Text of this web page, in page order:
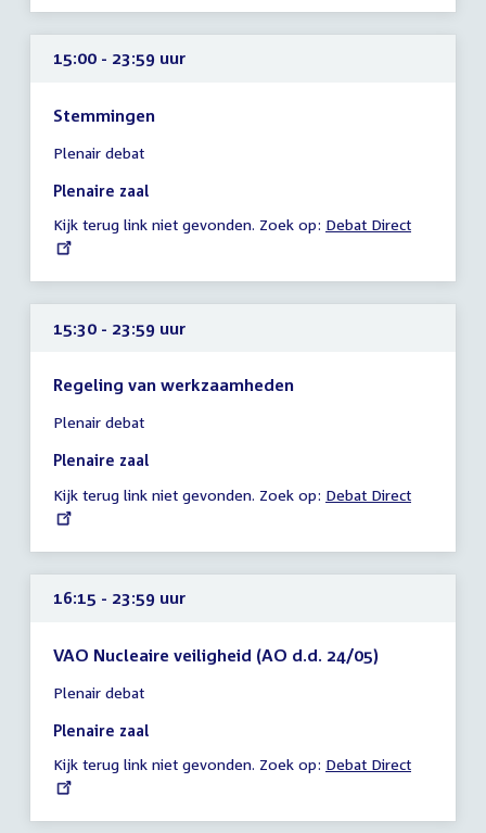
15:00 - 23:59 uur
Stemmingen
vergadering
15:00
23:59
uur
Plenair debat
Plenaire zaal
Kijk terug link niet gevonden. Zoek op: External
Debat Direct
15:30 - 23:59 uur
Regeling van werkzaamheden
vergadering
15:30
23:59
uur
Plenair debat
Plenaire zaal
Kijk terug link niet gevonden. Zoek op: External
Debat Direct
16:15 - 23:59 uur
VAO Nucleaire veiligheid (AO d.d. 24/05)
vergadering
16:15
23:59
uur
Plenair debat
Plenaire zaal
Kijk terug link niet gevonden. Zoek op: External
Debat Direct